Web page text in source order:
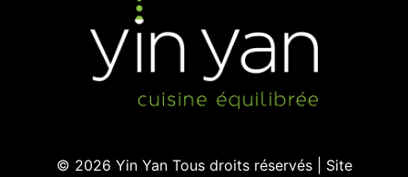
© 2026 Yin YanTous droits réservés | Site